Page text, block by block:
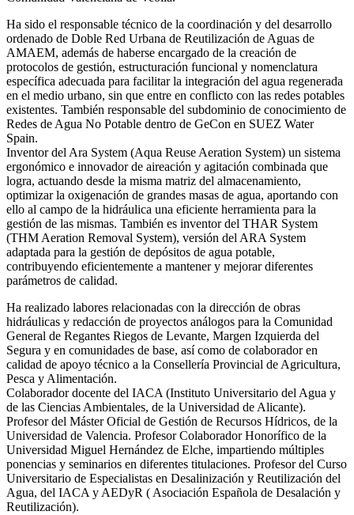
Ha sido el responsable técnico de la coordinación y del desarrollo
ordenado de Doble Red Urbana de Reutilización de Aguas de
AMAEM, además de haberse encargado de la creación de
protocolos de gestión, estructuración funcional y nomenclatura
específica adecuada para facilitar la integración del agua regenerada
en el medio urbano, sin que entre en conflicto con las redes potables
existentes. También responsable del subdominio de conocimiento de
Redes de Agua No Potable dentro de GeCon en SUEZ Water
Spain.
Inventor del Ara System (Aqua Reuse Aeration System) un sistema
ergonómico e innovador de aireación y agitación combinada que
logra, actuando desde la misma matriz del almacenamiento,
optimizar la oxigenación de grandes masas de agua, aportando con
ello al campo de la hidráulica una eficiente herramienta para la
gestión de las mismas. También es inventor del THAR System
(THM Aeration Removal System), versión del ARA System
adaptada para la gestión de depósitos de agua potable,
contribuyendo eficientemente a mantener y mejorar diferentes
parámetros de calidad.
Ha realizado labores relacionadas con la dirección de obras
hidráulicas y redacción de proyectos análogos para la Comunidad
General de Regantes Riegos de Levante, Margen Izquierda del
Segura y en comunidades de base, así como de colaborador en
calidad de apoyo técnico a la Consellería Provincial de Agricultura,
Pesca y Alimentación.
Colaborador docente del IACA (Instituto Universitario del Agua y
de las Ciencias Ambientales, de la Universidad de Alicante).
Profesor del Máster Oficial de Gestión de Recursos Hídricos, de la
Universidad de Valencia. Profesor Colaborador Honorífico de la
Universidad Miguel Hernández de Elche, impartiendo múltiples
ponencias y seminarios en diferentes titulaciones. Profesor del Curso
Universitario de Especialistas en Desalinización y Reutilización del
Agua, del IACA y AEDyR ( Asociación Española de Desalación y
Reutilización).